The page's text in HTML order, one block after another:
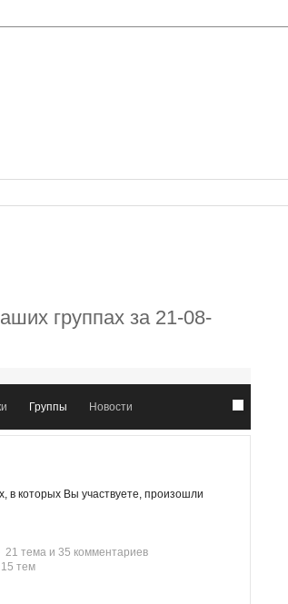
группах за 21-08-
Группы Новости
в которых Вы участвуете, произошли
тема и 35 комментариев
тем